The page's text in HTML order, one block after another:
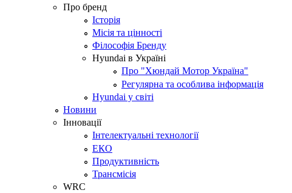
Про бренд
Історія
Місія та цінності
Філософія Бренду
Hyundai в Україні
Про "Хюндай Мотор Україна"
Регулярна та особлива інформація
Hyundai у світі
Новини
Інновації
Інтелектуальні технології
ЕКО
Продуктивність
Трансмісія
WRC